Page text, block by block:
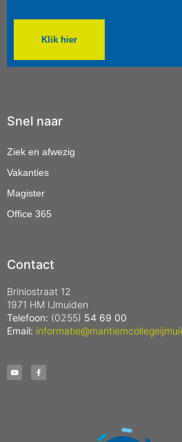
Klik hier
Snel naar
Ziek en afwezig
Vakanties
Magister
Office 365
Contact
Briniostraat 12
1971 HM IJmuiden
Telefoon: (0255) 54 69 00
Email: